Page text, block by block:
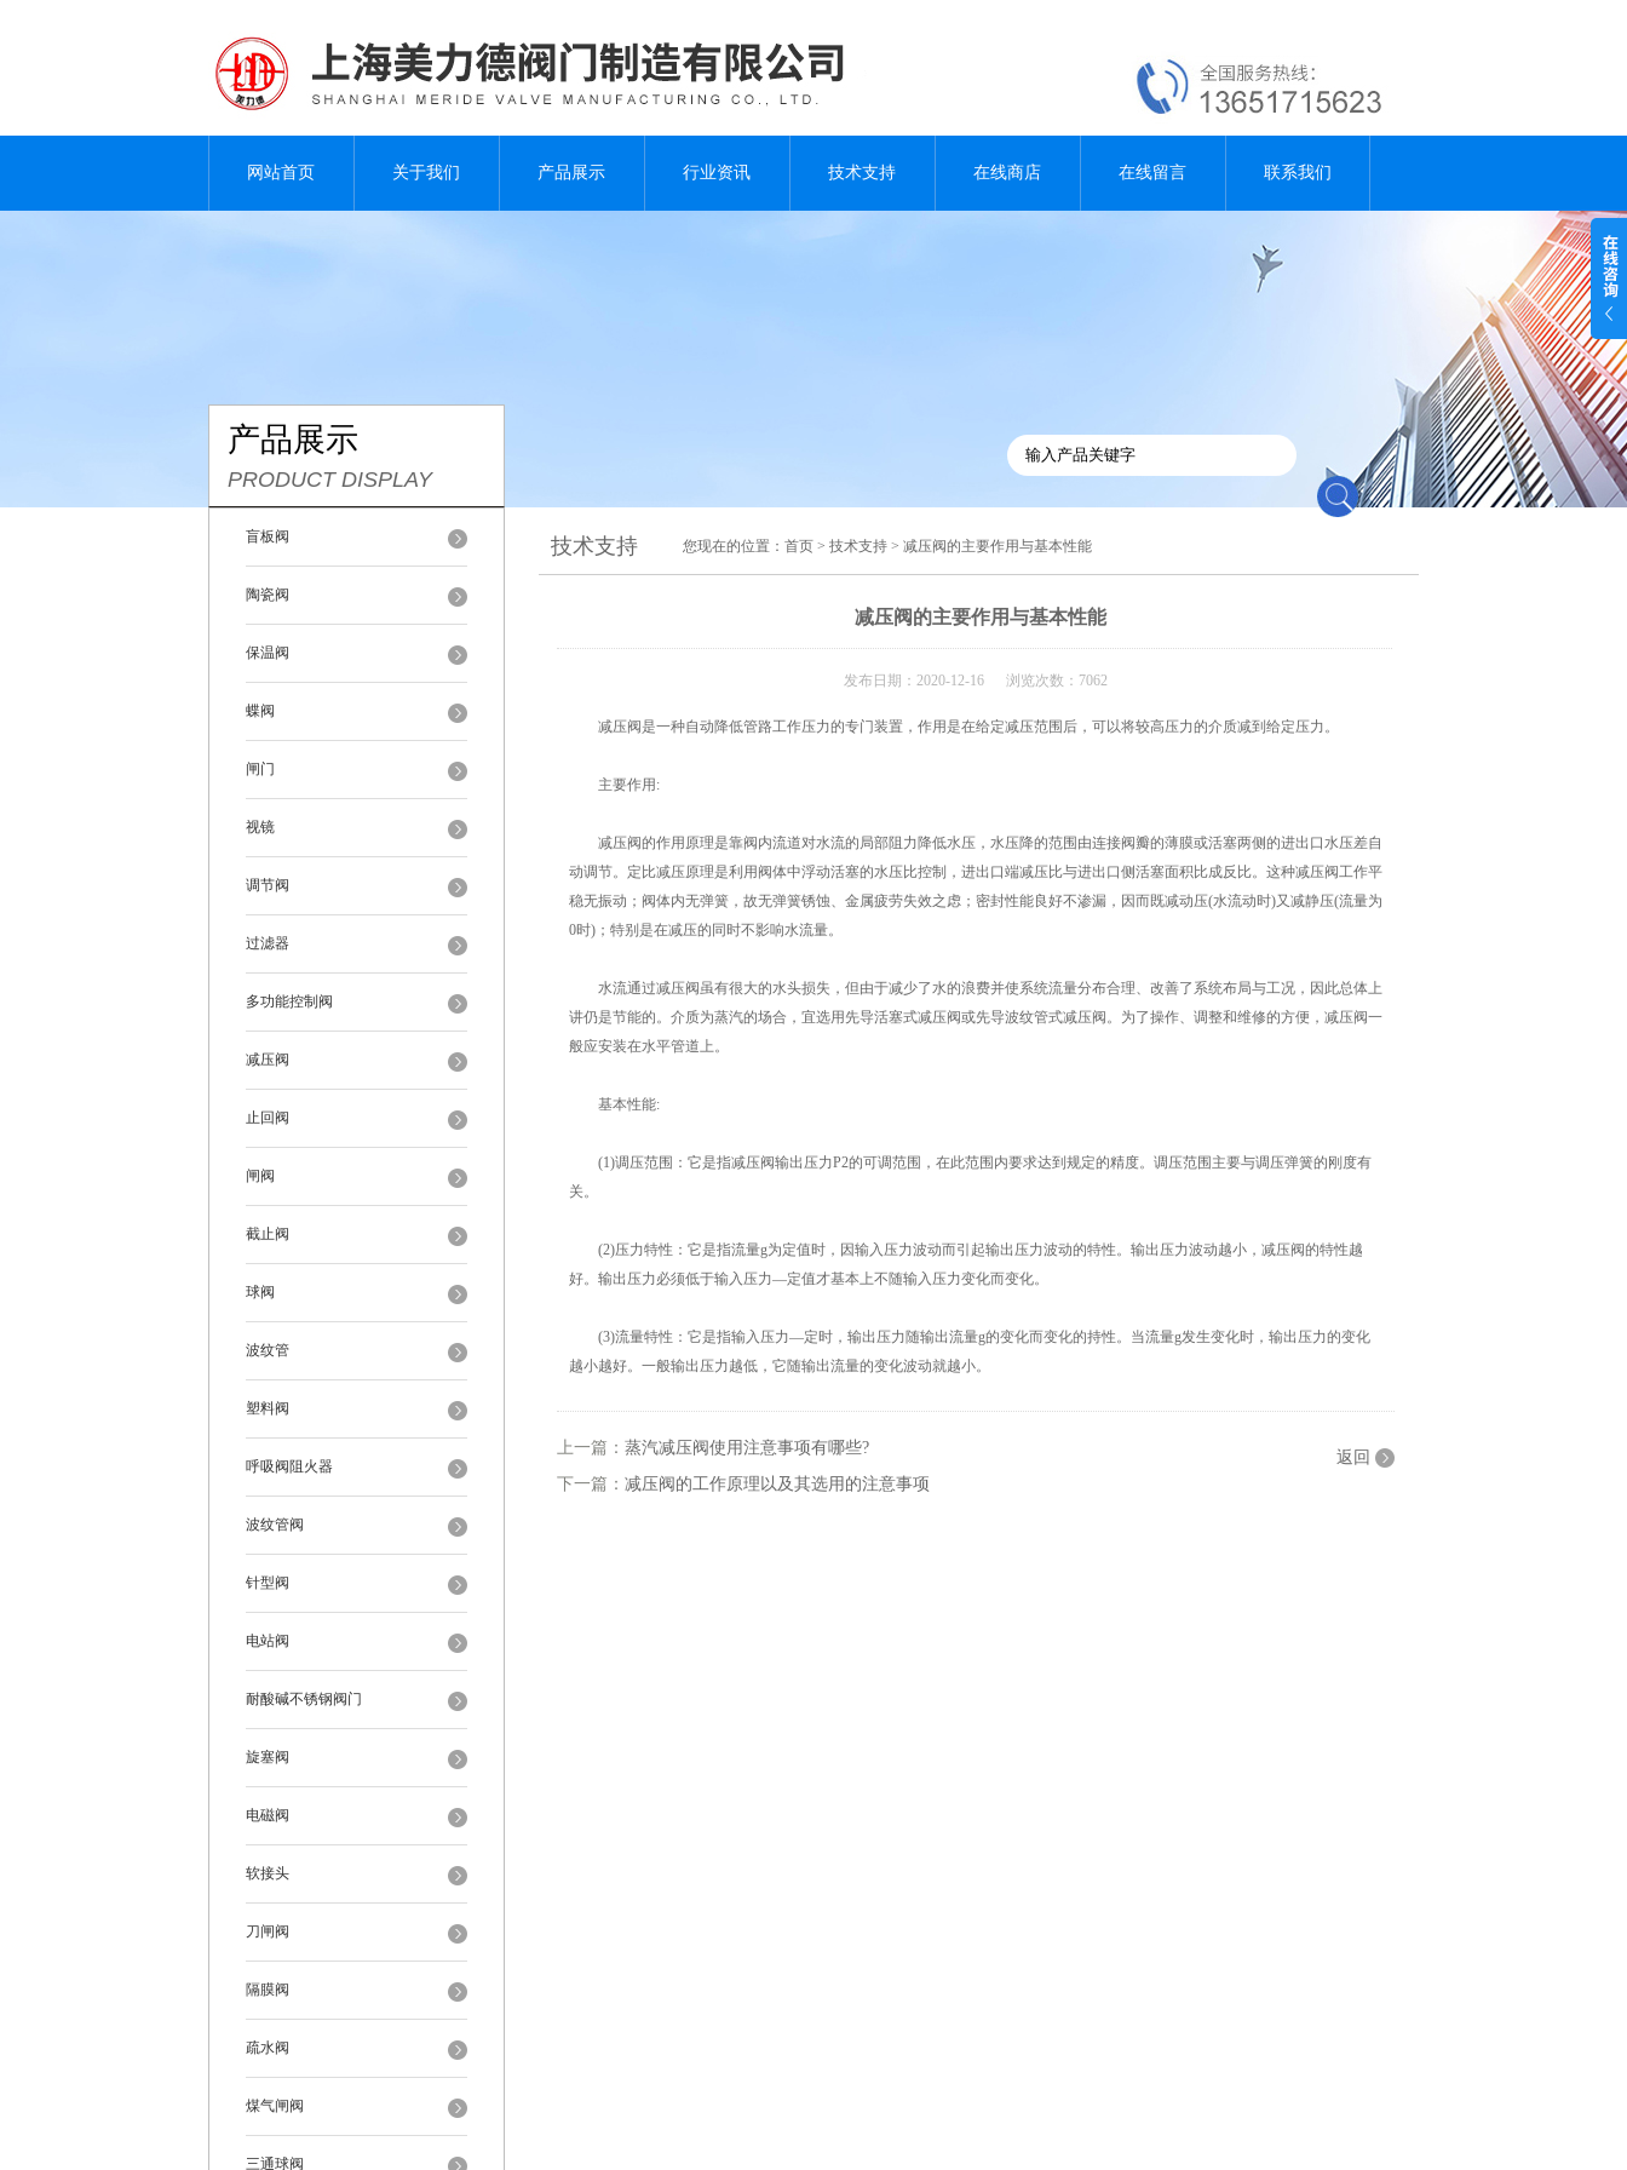
网站首页 关于我们 产品展示 行业资讯 技术支持 在线商店 在线留言 联系我们
产品展示
PRODUCT DISPLAY
盲板阀
陶瓷阀
保温阀
蝶阀
闸门
视镜
调节阀
过滤器
多功能控制阀
减压阀
止回阀
闸阀
截止阀
球阀
波纹管
塑料阀
呼吸阀阻火器
波纹管阀
针型阀
电站阀
耐酸碱不锈钢阀门
旋塞阀
电磁阀
软接头
刀闸阀
隔膜阀
疏水阀
煤气闸阀
三通球阀
技术支持 您现在的位置： 首页 > 技术支持 > 减压阀的主要作用与基本性能
减压阀的主要作用与基本性能
发布日期：2020-12-16 浏览次数：7062
减压阀是一种自动降低管路工作压力的专门装置，作用是在给定减压范围后，可以将较高压力的介质减到给定压力。
主要作用:
减压阀的作用原理是靠阀内流道对水流的局部阻力降低水压，水压降的范围由连接阀瓣的薄膜或活塞两侧的进出口水压差自
动调节。定比减压原理是利用阀体中浮动活塞的水压比控制，进出口端减压比与进出口侧活塞面积比成反比。这种减压阀工作平
稳无振动；阀体内无弹簧，故无弹簧锈蚀、金属疲劳失效之虑；密封性能良好不渗漏，因而既减动压(水流动时)又减静压(流量为
0时)；特别是在减压的同时不影响水流量。
水流通过减压阀虽有很大的水头损失，但由于减少了水的浪费并使系统流量分布合理、改善了系统布局与工况，因此总体上
讲仍是节能的。介质为蒸汽的场合，宜选用先导活塞式减压阀或先导波纹管式减压阀。为了操作、调整和维修的方便，减压阀一
般应安装在水平管道上。
基本性能:
(1)调压范围：它是指减压阀输出压力P2的可调范围，在此范围内要求达到规定的精度。调压范围主要与调压弹簧的刚度有
关。
(2)压力特性：它是指流量g为定值时，因输入压力波动而引起输出压力波动的特性。输出压力波动越小，减压阀的特性越
好。输出压力必须低于输入压力—定值才基本上不随输入压力变化而变化。
(3)流量特性：它是指输入压力—定时，输出压力随输出流量g的变化而变化的持性。当流量g发生变化时，输出压力的变化
越小越好。一般输出压力越低，它随输出流量的变化波动就越小。
上一篇： 蒸汽减压阀使用注意事项有哪些?
下一篇： 减压阀的工作原理以及其选用的注意事项
返回